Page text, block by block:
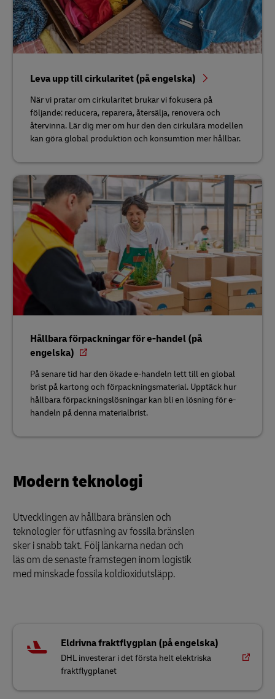
Leva upp till cirkularitet (på engelska)
När vi pratar om cirkularitet brukar vi fokusera på
följande: reducera, reparera, återsälja, renovera och
återvinna. Lär dig mer om hur den den cirkulära modellen
kan göra global produktion och konsumtion mer hållbar.
Hållbara förpackningar för e-handel (på
engelska)
På senare tid har den ökade e-handeln lett till en global
brist på kartong och förpackningsmaterial. Upptäck hur
hållbara förpackningslösningar kan bli en lösning för e-
handeln på denna materialbrist.
Modern teknologi
Utvecklingen av hållbara bränslen och
teknologier för utfasning av fossila bränslen
sker i snabb takt. Följ länkarna nedan och
läs om de senaste framstegen inom logistik
med minskade fossila koldioxidutsläpp.
Eldrivna fraktflygplan (på engelska)
DHL investerar i det första helt elektriska
fraktflygplanet